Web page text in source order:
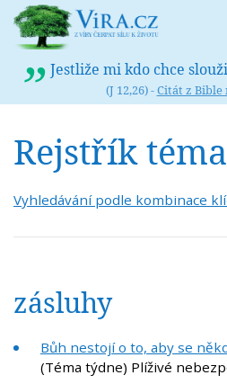
Jestliže mi kdo chce
(J 12,26) -Citát z Bible
Rejstřík
Vyhledávání podle kombinace
zásluhy
Bůh nestojí o to, aby se
(Téma týdne) Plíživé